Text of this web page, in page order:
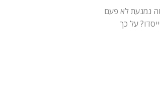
נמנעת לא פעם
על כך